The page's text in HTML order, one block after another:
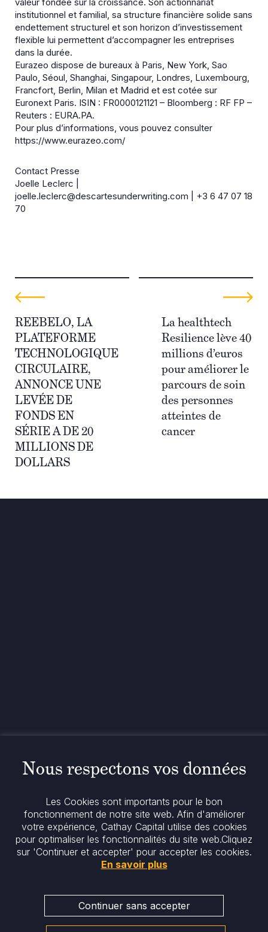
valeur fondée sur la croissance. Son actionnariat
institutionnel et familial, sa structure financière solide sans
endettement structurel et son horizon d’investissement
flexible lui permettent d’accompagner les entreprises
dans la durée.
Eurazeo dispose de bureaux à Paris, New York, Sao
Paulo, Séoul, Shanghai, Singapour, Londres, Luxembourg,
Francfort, Berlin, Milan et Madrid et est cotée sur
Euronext Paris. ISIN : FR0000121121 – Bloomberg : RF FP –
Reuters : EURA.PA.
Pour plus d’informations, vous pouvez consulter
https://www.eurazeo.com/
Contact Presse
Joelle Leclerc |
joelle.leclerc@descartesunderwriting.com | +3 6 47 07 18
70
REEBELO, LA
PLATEFORME
TECHNOLOGIQUE
CIRCULAIRE,
ANNONCE UNE
LEVÉE DE
FONDS EN
SÉRIE A DE 20
MILLIONS DE
DOLLARS
La healthtech
Resilience lève 40
millions d’euros
pour améliorer le
parcours de soin
des personnes
atteintes de
cancer
Notices réglementaires
Notre politique ESG
Restez informés
Nous respectons vos données
Les Cookies sont importants pour le bon
fonctionnement de notre site web. Afin d'améliorer
votre expérience, Cathay Capital utilise des cookies
pour optimaliser les fonctionnalités du site web.Cliquez
sur 'Continuer et accepter' pour accepter les cookies.
En savoir plus
Continuer sans accepter